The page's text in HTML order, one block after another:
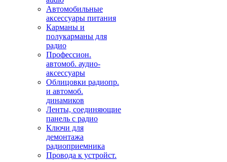
Автомобильные
аксессуары питания
Карманы и
полукарманы для
радио
Профессион.
автомоб. аудио-
аксессуары
Облицовки радиопр.
и автомоб.
динамиков
Ленты, соединяющие
панель с радио
Ключи для
демонтажа
радиоприемника
Провода к устройст.